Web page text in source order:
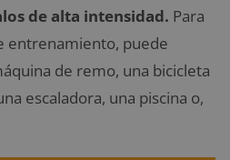
de alta intensidad. Para
entrenamiento, puede
de remo, una bicicleta
escaladora, una piscina o,